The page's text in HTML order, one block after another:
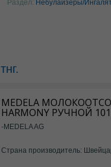
Раздел: Небулайзеры/
тнг.
MEDELA
HARMONY РУЧНОЙ
-MEDELA AG
Страна производитель: